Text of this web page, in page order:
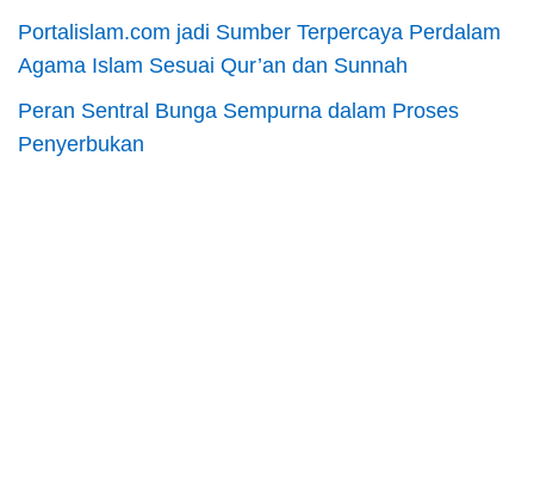
Portalislam.com jadi Sumber Terpercaya Perdalam
Agama Islam Sesuai Qur’an dan Sunnah
Peran Sentral Bunga Sempurna dalam Proses
Penyerbukan